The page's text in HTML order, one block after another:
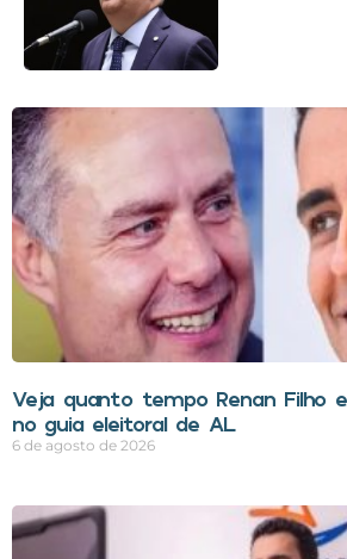
Veja quanto tempo Renan Filho
no guia eleitoral de AL
6 de agosto de 2026